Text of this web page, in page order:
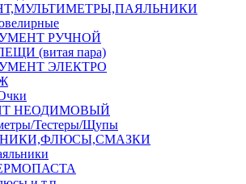
РУЧНОЙ
(витая пара)
ЭЛЕКТРО
НЕОДИМОВЫЙ
Тестеры/Щупы